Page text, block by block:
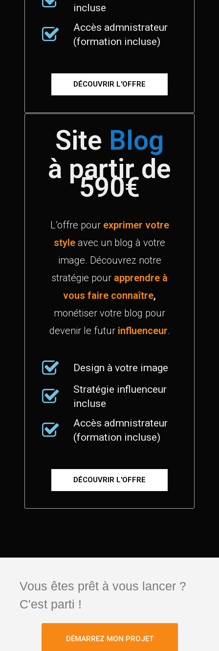
incluse
Accès admnistrateur
(formation incluse)
DÉCOUVRIR L'OFFRE
Site Blog
à partir de
590€
L’offre pour exprimer votre
style avec un blog à votre
image. Découvrez notre
stratégie pour apprendre à
vous faire connaître,
monétiser votre blog pour
devenir le futur influenceur.
Design à votre image
Stratégie influenceur
incluse
Accès admnistrateur
(formation incluse)
DÉCOUVRIR L'OFFRE
Vous êtes prêt à vous lancer ?
C'est parti !
DÉMARREZ MON PROJET